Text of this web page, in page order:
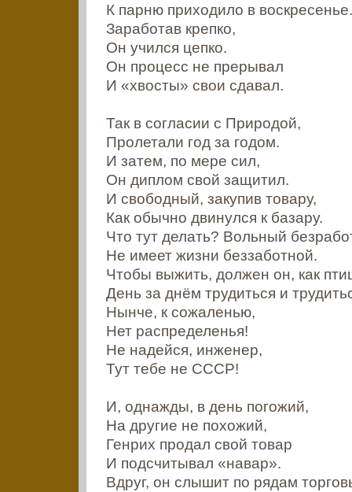
К парню приходило в воскресенье.
Заработав крепко,
Он учился цепко.
Он процесс не прерывал
И «хвосты» свои сдавал.
Так в согласии с Природой,
Пролетали год за годом.
И затем, по мере сил,
Он диплом свой защитил.
И свободный, закупив товару,
Как обычно двинулся к базару.
Что тут делать? Вольный
Не имеет жизни беззаботной.
Чтобы выжить, должен он, как
День за днём трудиться и
Нынче, к сожаленью,
Нет распределенья!
Не надейся, инженер,
Тут тебе не СССР!
И, однажды, в день погожий,
На другие не похожий,
Генрих продал свой товар
И подсчитывал «навар».
Вдруг, он слышит по рядам